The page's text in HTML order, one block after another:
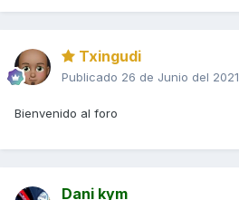
Txingudi
Publicado 26 de Junio del 2021
Bienvenido al foro
Dani kym